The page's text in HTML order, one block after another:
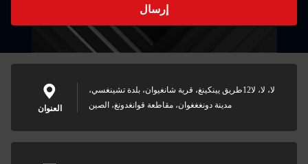
إرسال
العنوان
لا، لا، لا12طريق يينكينغ، قرية شانغيوان، بلدة تشينغسي،
مدينة دونغغغوان، مقاطعة قوانغدونغ، الصين